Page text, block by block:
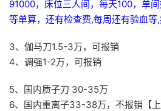
91000，床位三人间，每天100，单
等单算，还有检查费,每周还有验血等,
3、伽马刀1.5-3万，可报销
4、调强1-2万，可报销
5、国内质子刀 30-35万
6、国内重离子33-38万，不报销【